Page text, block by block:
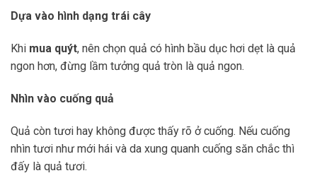
Dựa vào hình dạng trái cây
Khi mua quýt, nên chọn quả có hình bầu dục hơi dẹt là quả
ngon hơn, đừng lầm tưởng quả tròn là quả ngon.
Nhìn vào cuống quả
Quả còn tươi hay không được thấy rõ ở cuống. Nếu cuống
nhìn tươi như mới hái và da xung quanh cuống săn chắc thì
đấy là quả tươi.